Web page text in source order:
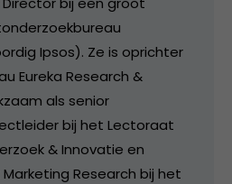
Ipsos). Ze is oprichter
Eureka Research &
als senior
bij het Lectoraat
& Innovatie en
Research bij het